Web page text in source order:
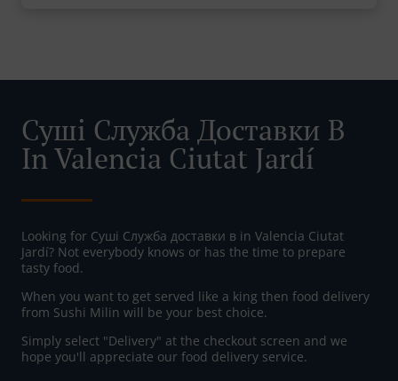
Суші Служба Доставки В
In Valencia Ciutat Jardí
Looking for Суші Служба доставки в in Valencia Ciutat
Jardí? Not everybody knows or has the time to prepare
tasty food.
When you want to get served like a king then food delivery
from Sushi Milin will be your best choice.
Simply select "Delivery" at the checkout screen and we
hope you'll appreciate our food delivery service.